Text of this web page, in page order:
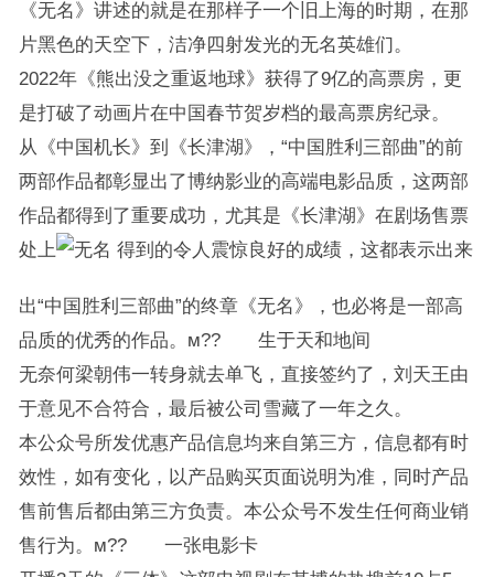
《无名》讲述的就是在那样子一个旧上海的时期，在那
片黑色的天空下，洁净四射发光的无名英雄们。
2022年《熊出没之重返地球》获得了9亿的高票房，更
是打破了动画片在中国春节贺岁档的最高票房纪录。
从《中国机长》到《长津湖》，“中国胜利三部曲”的前
两部作品都彰显出了博纳影业的高端电影品质，这两部
作品都得到了重要成功，尤其是《长津湖》在剧场售票
处上
得到的令人震惊良好的成绩，这都表示出来
出“中国胜利三部曲”的终章《无名》，也必将是一部高
品质的优秀的作品。м?? 生于天和地间
无奈何梁朝伟一转身就去单飞，直接签约了，刘天王由
于意见不合符合，最后被公司雪藏了一年之久。
本公众号所发优惠产品信息均来自第三方，信息都有时
效性，如有变化，以产品购买页面说明为准，同时产品
售前售后都由第三方负责。本公众号不发生任何商业销
售行为。м?? 一张电影卡